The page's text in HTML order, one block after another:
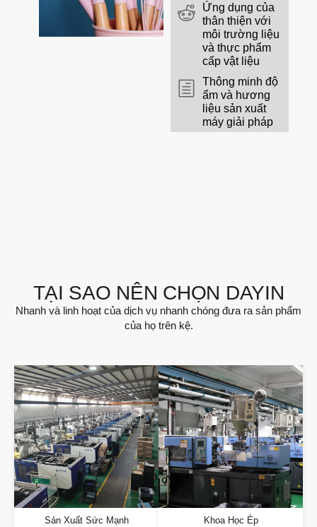
Ứng dụng của
thân thiện với
môi trường liệu
và thực phẩm
cấp vật liệu
Thông minh độ
ẩm và hương
liệu sản xuất
máy giải pháp
TẠI SAO NÊN CHỌN DAYIN
Nhanh và linh hoạt của dịch vụ nhanh chóng đưa ra sản phẩm
của họ trên kệ.
Sản Xuất Sức Mạnh
Năng Lực Sản Xuất
DAYIN Có Hơn 30 Năm Kinh Nghiệm,
Sở Hữu Khu Sản Xuất Rộng 50.000
Mét Vuông, Hơn 100 Máy Ép Nhựa Và
Hơn 600 Nhân Viên. Các Cơ Sở Tự
Động Hóa Của Chúng Tôi, Thông Qua
Thiết Bị Tiên Tiến Và Chuỗi Cung Ứng
Mạnh Mẽ, Đảm Bảo Việc Giao Hàng
Đúng Hạn.
Khoa Học Ép
Kỹ thuật ép nhựa khoa học
Quản Lý Khuôn Mẫu Số Sử Dụng
Phân Tích Quy Trình Để Tối Ưu Hóa
Các Tham Số, Giảm Thiểu Khuyết Tật
Và Biến Dạng. Giám Sát Thời Gian
Thực Đảm Bảo Hiệu Quả Ép Nhựa
Cao. Phân Tích Hệ Thống Giảm Sự
Phụ Thuộc Vào Con Người, Mang Lại
Sản Xuất Hiệu Quả. Kiểm Tra Vật Liệu
Nâng Cao Chất Lượng. Hệ Thống
Hoàn Chỉnh Nâng Cao Kỹ Năng Cho
Nhân Viên